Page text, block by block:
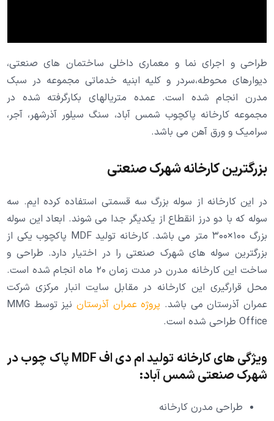
طراحی و اجرای نما و معماری داخلی ساختمان های صنعتی،
دیوارهای محوطه،سردر و کلیه ابنیه خدماتی مجموعه در سبک
مدرن انجام شده است. عمده متریالهای بکارگرفته شده در
مجموعه کارخانه پاکچوب شمس آباد، سنگ سیلور آذرشهر، آجر،
سرامیک و ورق آهن می باشد.
بزرگترین کارخانه شهرک صنعتی
در این کارخانه از سوله بزرگ سه قسمتی استفاده کرده ایم. سه
سوله که با دو درز انقطاع از یکدیگر جدا می شوند. ابعاد این سوله
بزرگ ۱۰۰×۳۰۰ متر می باشد. کارخانه تولید MDF پاکچوب یکی از
بزرگترین سوله های شهرک صنعتی را در اختیار دارد. طراحی و
ساخت این کارخانه مدرن در مدت زمان ۲۰ ماه انجام شده است.
محل قرارگیری این کارخانه در مقابل سایت انبار مرکزی شرکت
عمران آذرستان می باشد. پروژه عمران آذرستان
نیز توسط MMG
Office طراحی شده است.
ویژگی های کارخانه تولید ام دی اف MDF پاک چوب در
شهرک صنعتی شمس آباد:
طراحی مدرن کارخانه